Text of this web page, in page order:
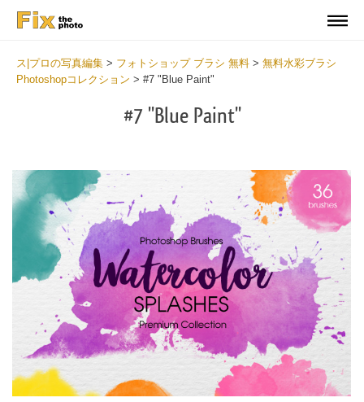
ス|プロの写真編集 > フォトショップ ブラシ 無料 > 無料水彩ブラシ
Photoshopコレクション > #7 "Blue Paint"
#7 "Blue Paint"
選んでください